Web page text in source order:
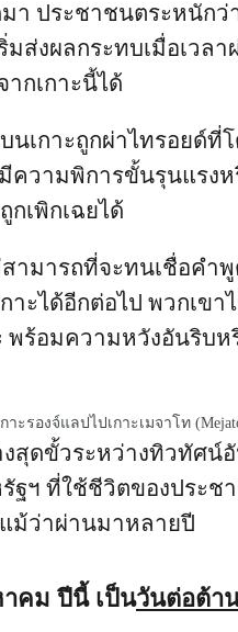
า ประชาชนตระหนักว่
มส่งผลกระทบเมื่อเวล
ากเกาะนี้ได้
นเกาะถูกผ่าไทรอยด์
ความพิการขั้นรุนแรง
กเพิกเฉยได้
ามารถที่จะทนเชื่อคำ
าะได้อีกต่อไป พวกเข
พร้อมความหวังอันริบ
าะรองจ์แลปไปเกาะเมจาโท
สุดขั้วระหว่างทิวทัศน์
ฐฯ ที่ใช้ชีวิตของประช
ม้ว่าผ่านมาหลายปี
าคม ปีนี้ เป็นวันต่อต้า